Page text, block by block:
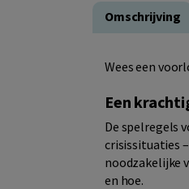
Omschrijving
Wees een
Een
De spelregels
crisissituaties
noodzakelijke
en hoe.